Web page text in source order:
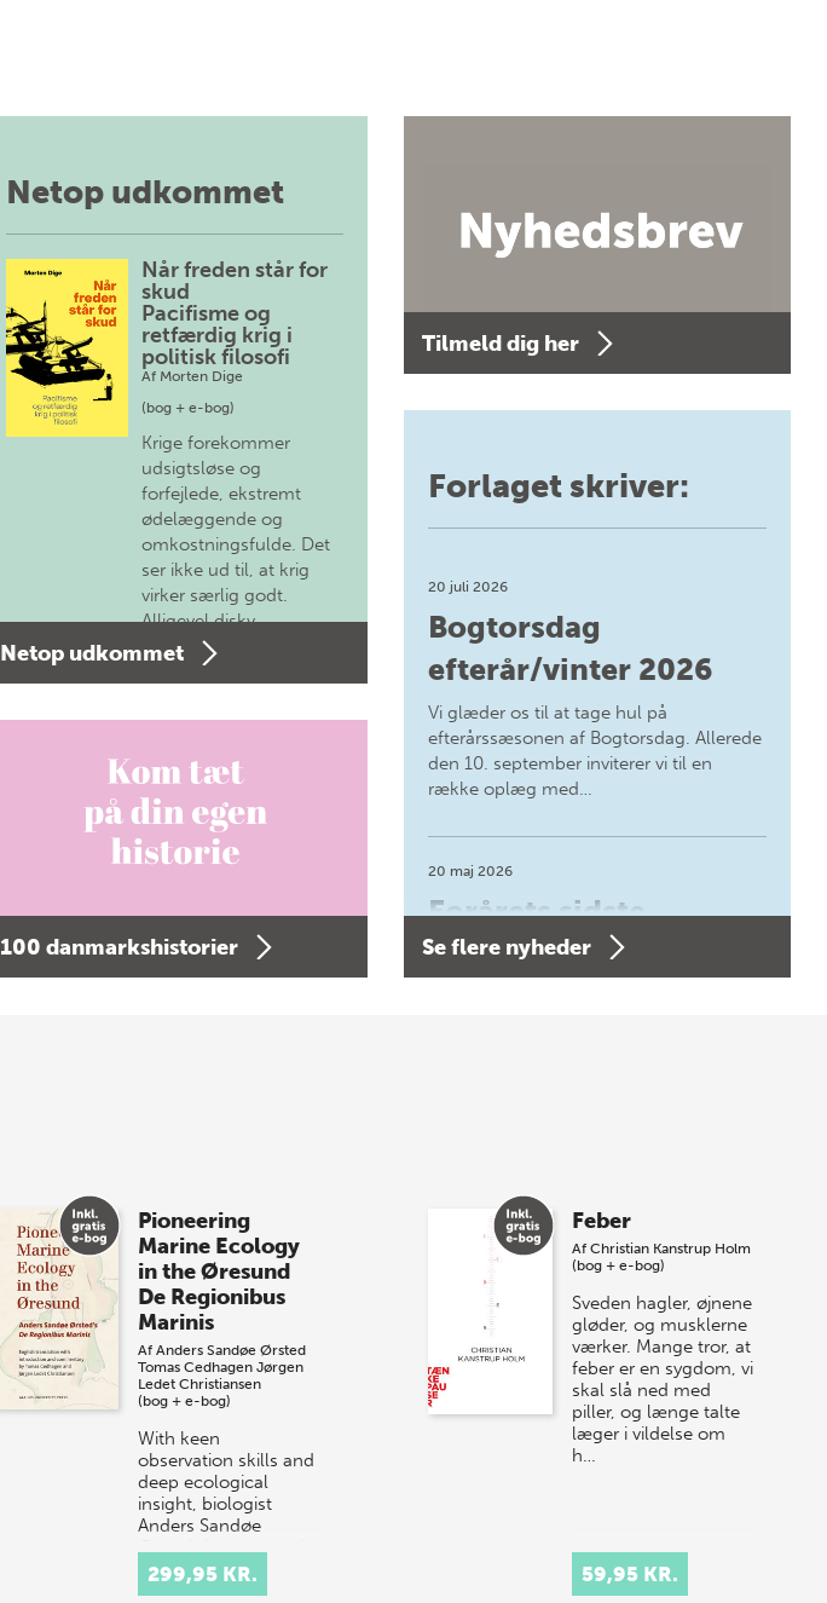
Netop udkommet
Når freden står for
skud
Pacifisme og
retfærdig krig i
politisk filosofi
Af Morten Dige
(bog + e-bog)
Krige forekommer
udsigtsløse og
forfejlede, ekstremt
ødelæggende og
omkostningsfulde. Det
ser ikke ud til, at krig
virker særlig godt.
Alligevel diskv…
Netop udkommet
100 danmarkshistorier
Tilmeld dig her
Forlaget skriver:
20 juli 2026
Bogtorsdag
efterår/vinter 2026
Vi glæder os til at tage hul på
efterårssæsonen af Bogtorsdag. Allerede
den 10. september inviterer vi til en
række oplæg med…
20 maj 2026
Forårets sidste
Bogtorsdag 11. juni
Spar op til 70% til
sommer-lagersalg!
Vi gentager succesen og inviterer igen i
år til vores store sommer-lagersalg,
så sæt kryds i kalenderen onsdag den
10. j…
Se flere nyheder
Pioneering
Marine Ecology
in the Øresund
De Regionibus
Marinis
Af Anders Sandøe Ørsted
Tomas Cedhagen Jørgen
Ledet Christiansen
(bog + e-bog)
With keen
observation skills and
deep ecological
insight, biologist
Anders Sandøe
life throughout the
Øresund – a small
299,95 KR.
Feber
AfChristian Kanstrup Holm
(bog + e-bog)
Sveden hagler, øjnene
gløder, og musklerne
værker. Mange tror, at
feber er en sygdom, vi
skal slå ned med
piller, og længe talte
læger i vildelse om
h…
59,95 KR.